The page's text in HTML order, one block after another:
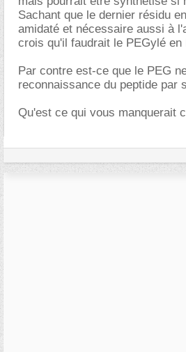
Sachant que le dernier résidu
amidaté et nécessaire aussi à
crois qu'il faudrait le PEGylé en
Par contre est-ce que le PEG
reconnaissance du peptide par
Qu'est ce qui vous manquerait